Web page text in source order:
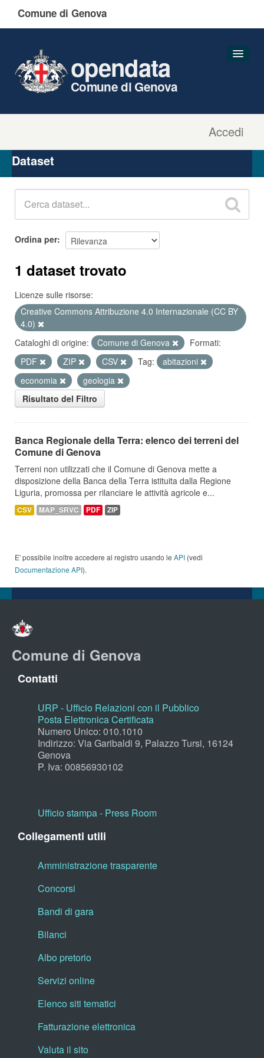
Comune di Genova
Accedi
opendata
Comune di Genova
Organizzazioni
Gruppi
Dataset
Ordina per
1 dataset trovato
Licenze sulle risorse:
Creative Commons Attribuzione 4.0 Internazionale (CC BY
4.0)
Cataloghi di origine:
Comune di Genova
Formati:
PDF
ZIP CSV Tag:
abitazioni
economia
geologia
Risultato del Filtro
Banca Regionale della Terra: elenco dei terreni del
Comune di Genova
Terreni non utilizzati che il Comune di Genova mette a
disposizione della Banca della Terra istituita dalla Regione
Liguria, promossa per rilanciare le attività agricole e...
CSV MAP_SRVC PDF ZIP
E' possibile inoltre accedere al registro usando le API (vedi
Documentazione API).
Comune di Genova
Contatti
URP - Ufficio Relazioni con il Pubblico
Posta Elettronica Certificata
Numero Unico: 010.1010
Indirizzo: Via Garibaldi 9, Palazzo Tursi, 16124
Genova
P. Iva: 00856930102
Ufficio stampa - Press Room
Collegamenti utili
Amministrazione trasparente
Concorsi
Bandi di gara
Bilanci
Albo pretorio
Servizi online
Elenco siti tematici
Fatturazione elettronica
Valuta il sito